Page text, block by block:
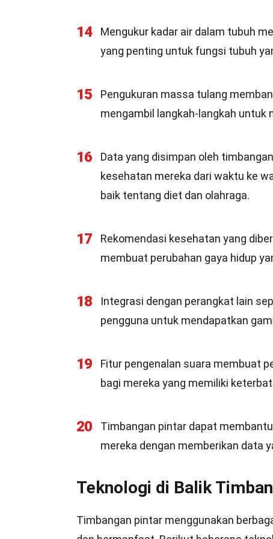
14
Mengukur kadar air dalam tubuh
yang penting untuk fungsi tubuh
15
Pengukuran massa tulang
mengambil langkah-langkah untuk
16
Data yang disimpan oleh
kesehatan mereka dari waktu ke
baik tentang diet dan olahraga.
17
Rekomendasi kesehatan yang
membuat perubahan gaya hidup
18
Integrasi dengan perangkat lain
pengguna untuk mendapatkan
19
Fitur pengenalan suara membuat
bagi mereka yang memiliki
20
Timbangan pintar dapat
mereka dengan memberikan data
Teknologi di Balik
Timbangan pintar menggunakan